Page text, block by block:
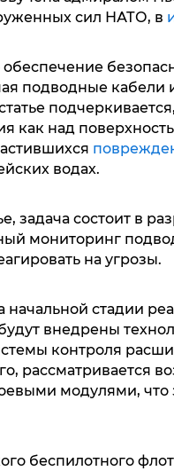
сил НАТО, в
подводные кабели
как над
водах.
задача состоит в
мониторинг
на угрозы.
стадии
внедрены
контроля
рассматривается
модулями, что
беспилотного